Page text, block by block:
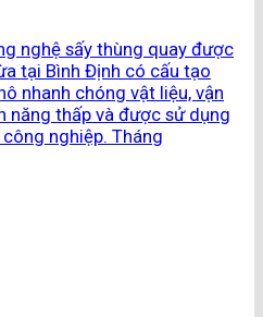
nghệ sấy thùng quay được
tại Bình Định có cấu tạo
nhanh chóng vật liệu, vận
năng thấp và được sử dụng
nghiệp. ​Tháng